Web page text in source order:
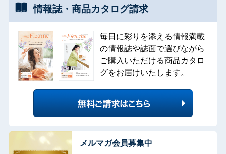
情報誌・ 商品カタログ請求
毎日に彩りを添える情報満載
の情報誌や誌面で選びながら
ご購入いただける商品カタロ
グをお届けいたします。
メルマガ会員募集中